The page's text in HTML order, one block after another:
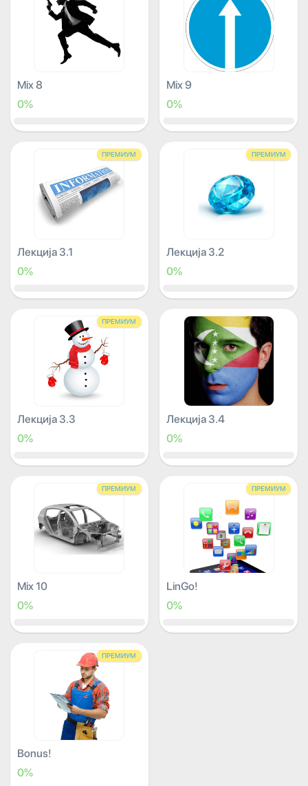
Mix 8
0%
Mix 9
0%
ПРЕМИУМ
Лекција 3.1
0%
ПРЕМИУМ
Лекција 3.2
0%
ПРЕМИУМ
Лекција 3.3
0%
Лекција 3.4
0%
ПРЕМИУМ
Mix 10
0%
ПРЕМИУМ
LinGo!
0%
ПРЕМИУМ
Bonus!
0%